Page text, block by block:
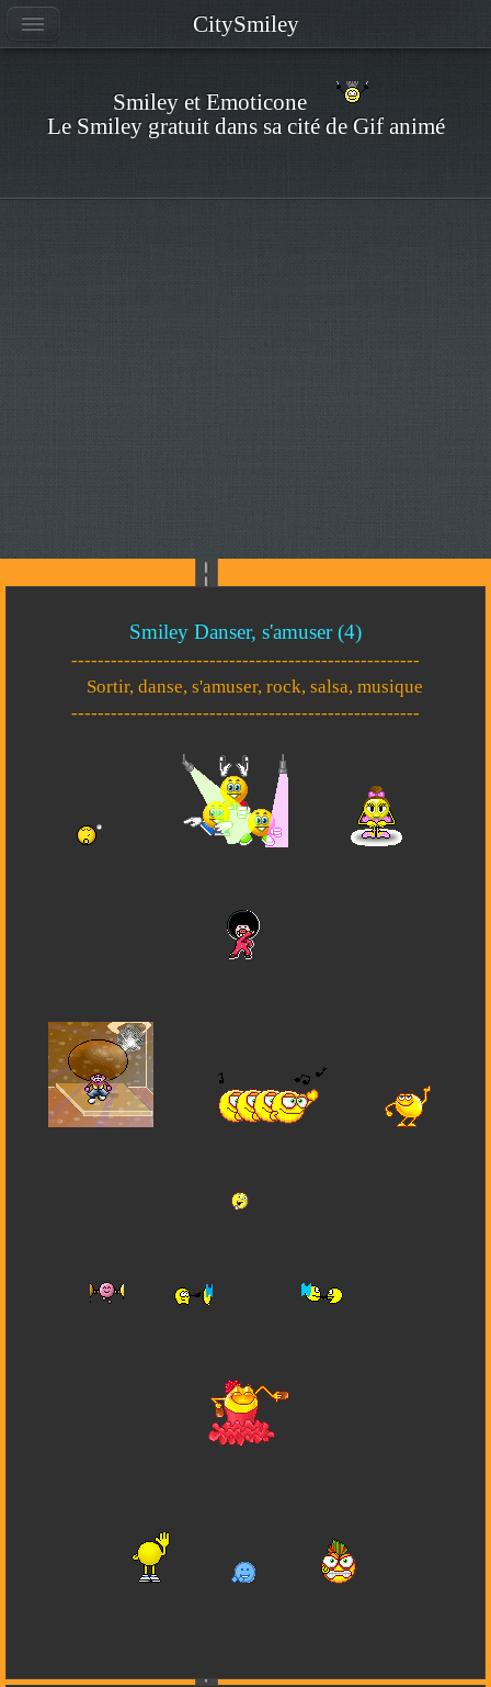
Smiley et Emoticone
Le Smiley gratuit dans sa cité de Gif animé
Smiley Danser, s'amuser (4)
-----------------------------------------------------
Sortir, danse, s'amuser, rock, salsa, musique
-----------------------------------------------------
CitySmiley